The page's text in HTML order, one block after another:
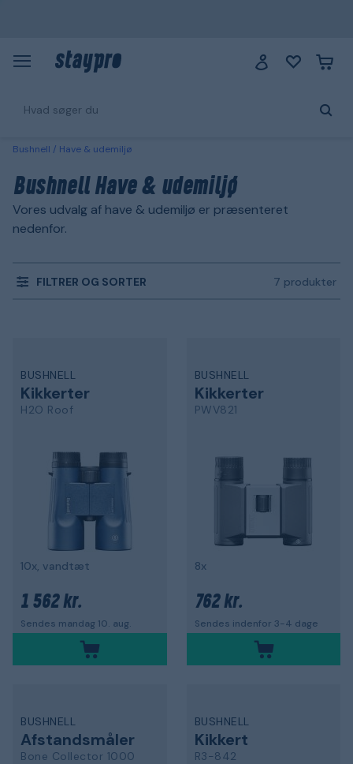
Bushnell Have & udemiljø
Bushnell Have & udemiljø
Vores udvalg af have & udemiljø er præsenteret
nedenfor.
FILTRER OG SORTER 7 produkter
BUSHNELL
Kikkerter
H2O Roof
10x, vandtæt
1 562 kr.
Sendes mandag 10. aug.
BUSHNELL
Kikkerter
PWV821
8x
762 kr.
Sendes indenfor 3-4 dage
BUSHNELL
Afstandsmåler
Bone Collector 1000
BUSHNELL
Kikkert
R3-842